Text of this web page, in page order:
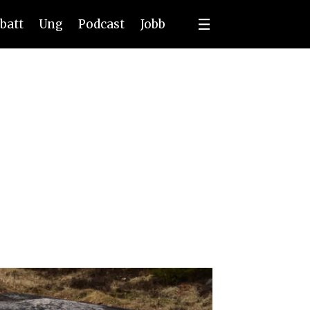
Ung Podcast Jobb